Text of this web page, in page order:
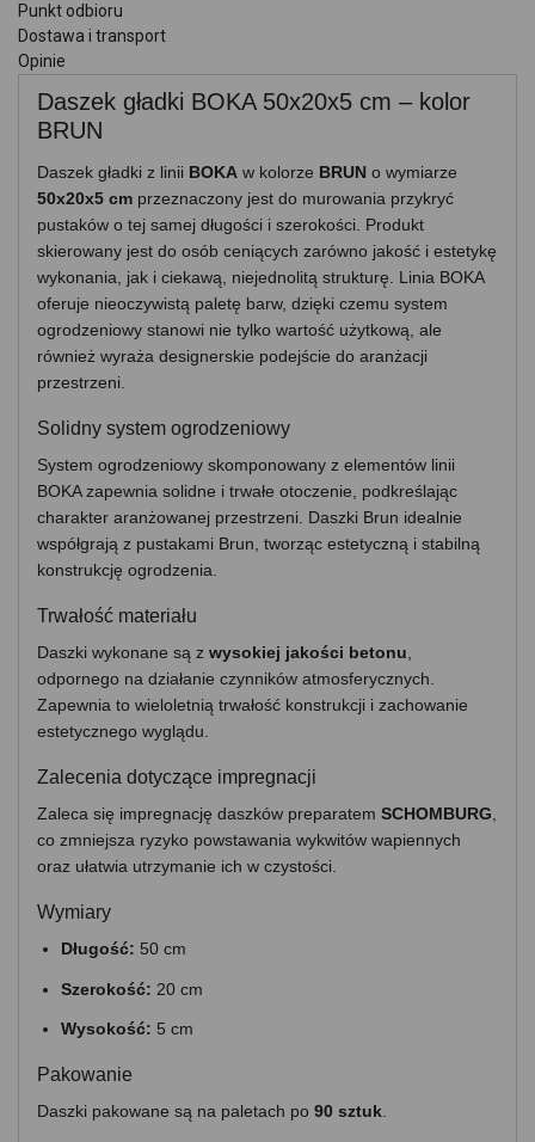
Punkt odbioru
Dostawa i transport
Opinie
Daszek gładki BOKA 50x20x5 cm – kolor
BRUN
Daszek gładki z linii BOKA w kolorze BRUN o wymiarze
50x20x5 cm przeznaczony jest do murowania przykryć
pustaków o tej samej długości i szerokości. Produkt
skierowany jest do osób ceniących zarówno jakość i estetykę
wykonania, jak i ciekawą, niejednolitą strukturę. Linia BOKA
oferuje nieoczywistą paletę barw, dzięki czemu system
ogrodzeniowy stanowi nie tylko wartość użytkową, ale
również wyraża designerskie podejście do aranżacji
przestrzeni.
Solidny system ogrodzeniowy
System ogrodzeniowy skomponowany z elementów linii
BOKA zapewnia solidne i trwałe otoczenie, podkreślając
charakter aranżowanej przestrzeni. Daszki Brun idealnie
współgrają z pustakami Brun, tworząc estetyczną i stabilną
konstrukcję ogrodzenia.
Trwałość materiału
Daszki wykonane są z wysokiej jakości betonu
odpornego na działanie czynników atmosferycznych.
Zapewnia to wieloletnią trwałość konstrukcji i zachowanie
estetycznego wyglądu.
Zalecenia dotyczące impregnacji
Zaleca się impregnację daszków preparatem SCHOMBURG
co zmniejsza ryzyko powstawania wykwitów wapiennych
oraz ułatwia utrzymanie ich w czystości.
Wymiary
Długość: 50 cm
Szerokość: 20 cm
Wysokość: 5 cm
Pakowanie
Daszki pakowane są na paletach po 90 sztuk